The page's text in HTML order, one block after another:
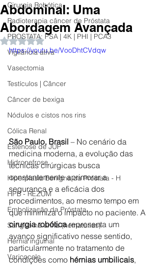
Cirurgia Robótica
Radioterapia câncer de Próstata
PROSTATA: PSA | 4K | PHI | PCA3
Vigilância ativa
Vasectomia
Testículos | Câncer
Câncer de bexiga
Nódulos e cistos nos rins
Cólica Renal
Estenose de JUP
Hidronefrose
Hiperplasia Benigna da Próstata - H
HPB - REZUM
Embolização da Próstata
Sangue na urina (hematúrias)
Hérnia inguinal
Varicocele
Abdominal: Uma
Abordagem Avançada
Avaliado com NaN de 5 estrelas.
https://youtu.be/VooDhtCVdqw
São Paulo, Brasil – No cenário da
medicina moderna, a evolução das
técnicas cirúrgicas busca
constantemente aprimorar a
segurança e a eficácia dos
procedimentos, ao mesmo tempo em
que minimiza o impacto no paciente. A
cirurgia robótica representa um
avanço significativo nesse sentido,
particularmente no tratamento de
condições como hérnias umbilicais,